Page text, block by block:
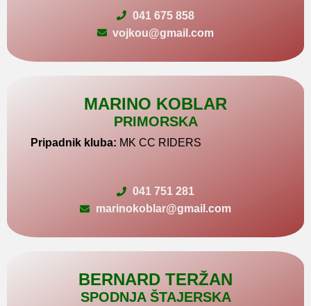
041 675 858
vojkou@gmail.com
MARINO KOBLAR
PRIMORSKA
Pripadnik kluba: MK CC RIDERS
041 751 281
marinokoblar@gmail.com
BERNARD TERŽAN
SPODNJA ŠTAJERSKA